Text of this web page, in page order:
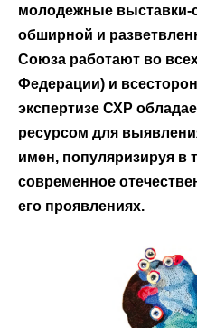
молодежные выставки-
обширной и
Союза работают во
Федерации) и
экспертизе СХР
ресурсом для
имен, популяризируя в
современное
его проявлениях.